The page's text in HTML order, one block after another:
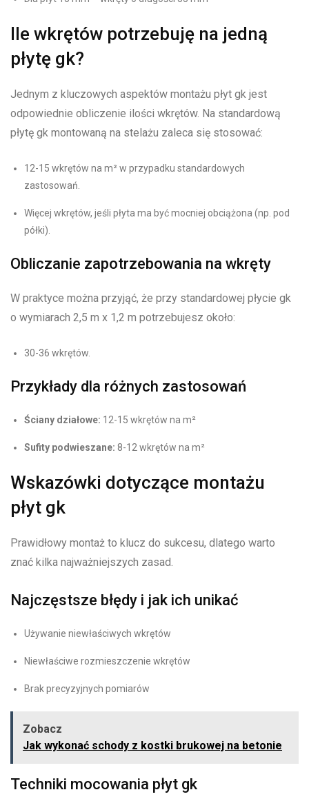
Ile wkrętów potrzebuję na jedną
płytę gk?
Jednym z kluczowych aspektów montażu płyt gk jest
odpowiednie obliczenie ilości wkrętów. Na standardową
płytę gk montowaną na stelażu zaleca się stosować:
12-15 wkrętów na m² w przypadku standardowych
zastosowań.
Więcej wkrętów, jeśli płyta ma być mocniej obciążona (np. pod
półki).
Obliczanie zapotrzebowania na wkręty
W praktyce można przyjąć, że przy standardowej płycie gk
o wymiarach 2,5 m x 1,2 m potrzebujesz około:
30-36 wkrętów.
Przykłady dla różnych zastosowań
Ściany działowe: 12-15 wkrętów na m²
Sufity podwieszane: 8-12 wkrętów na m²
Wskazówki dotyczące montażu
płyt gk
Prawidłowy montaż to klucz do sukcesu, dlatego warto
znać kilka najważniejszych zasad.
Najczęstsze błędy i jak ich unikać
Używanie niewłaściwych wkrętów
Niewłaściwe rozmieszczenie wkrętów
Brak precyzyjnych pomiarów
Zobacz
Jak wykonać schody z kostki brukowej na betonie
Techniki mocowania płyt gk